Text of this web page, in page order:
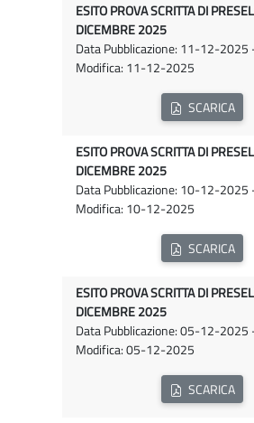
ESITO PROVA SCRITTA DI
DICEMBRE 2025
Data Pubblicazione: 11-12-2025
Modifica: 11-12-2025
SCARICA
ESITO PROVA SCRITTA DI
DICEMBRE 2025
Data Pubblicazione: 10-12-2025
Modifica: 10-12-2025
SCARICA
ESITO PROVA SCRITTA DI
DICEMBRE 2025
Data Pubblicazione: 05-12-2025
Modifica: 05-12-2025
SCARICA